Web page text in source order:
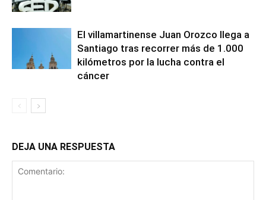
El villamartinense Juan Orozco llega a
Santiago tras recorrer más de 1.000
kilómetros por la lucha contra el
cáncer
DEJA UNA RESPUESTA